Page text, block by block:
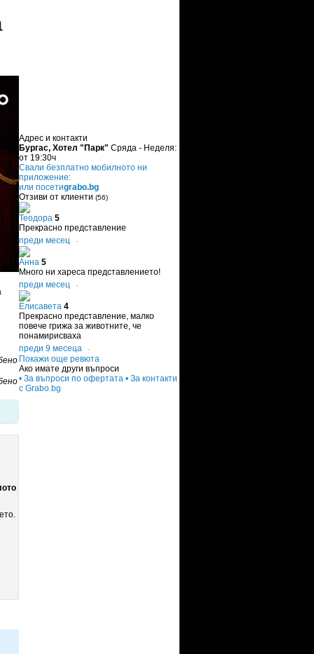
Адрес и контакти
Бургас, Хотел "Парк" Сряда - Неделя:
от 19:30ч
Свали безплатно мобилното ни
приложение:
или посетиgrabo.bg
Отзиви от клиенти (56)
Теодора 5
Прекрасно представление
преди месец
·
Анна 5
Много ни хареса представлението!
преди месец
·
Елисавета 4
Прекрасно представление, малко
повече грижа за животните, че
понамирисваха
преди 9 месеца
·
Покажи още ревюта
Ако имате други въпроси
• За въпроси по офертата • За контакти
с Grabo.bg